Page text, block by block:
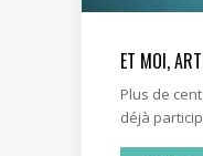
ET MOI,
Plus de
déjà